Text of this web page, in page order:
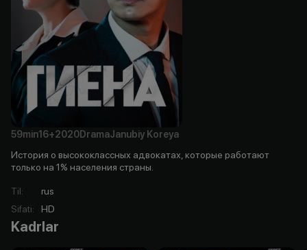
59min16+2020DramaJanubiy Koreya
История о высококлассных адвокатах, которые работают
только на 1% населения страны.
Til:
rus
Sifati: HD
Kadrlar